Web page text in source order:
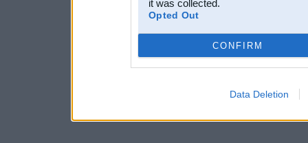
it was collected.
Opted Out
CONFIRM
Data Deletion